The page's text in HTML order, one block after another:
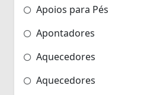
Apoios para Pés
Apontadores
Aquecedores
Aquecedores